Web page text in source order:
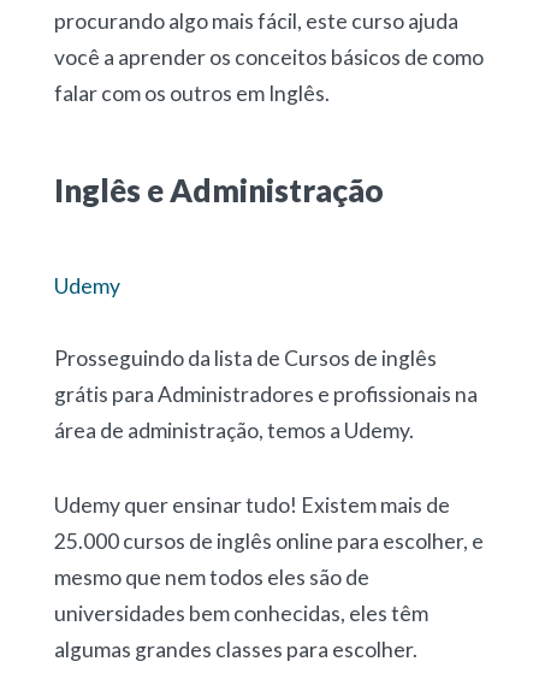
procurando algo mais fácil, este curso ajuda
você a aprender os conceitos básicos de como
falar com os outros em Inglês.
Inglês e Administração
Udemy
Prosseguindo da lista de Cursos de inglês
grátis para Administradores e profissionais na
área de administração, temos a Udemy.
Udemy quer ensinar tudo! Existem mais de
25.000 cursos de inglês online para escolher, e
mesmo que nem todos eles são de
universidades bem conhecidas, eles têm
algumas grandes classes para escolher.